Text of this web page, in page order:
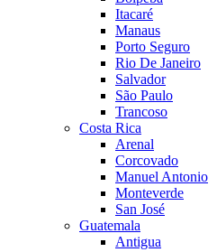
Itacaré
Manaus
Porto Seguro
Rio De Janeiro
Salvador
São Paulo
Trancoso
Costa Rica
Arenal
Corcovado
Manuel Antonio
Monteverde
San José
Guatemala
Antigua